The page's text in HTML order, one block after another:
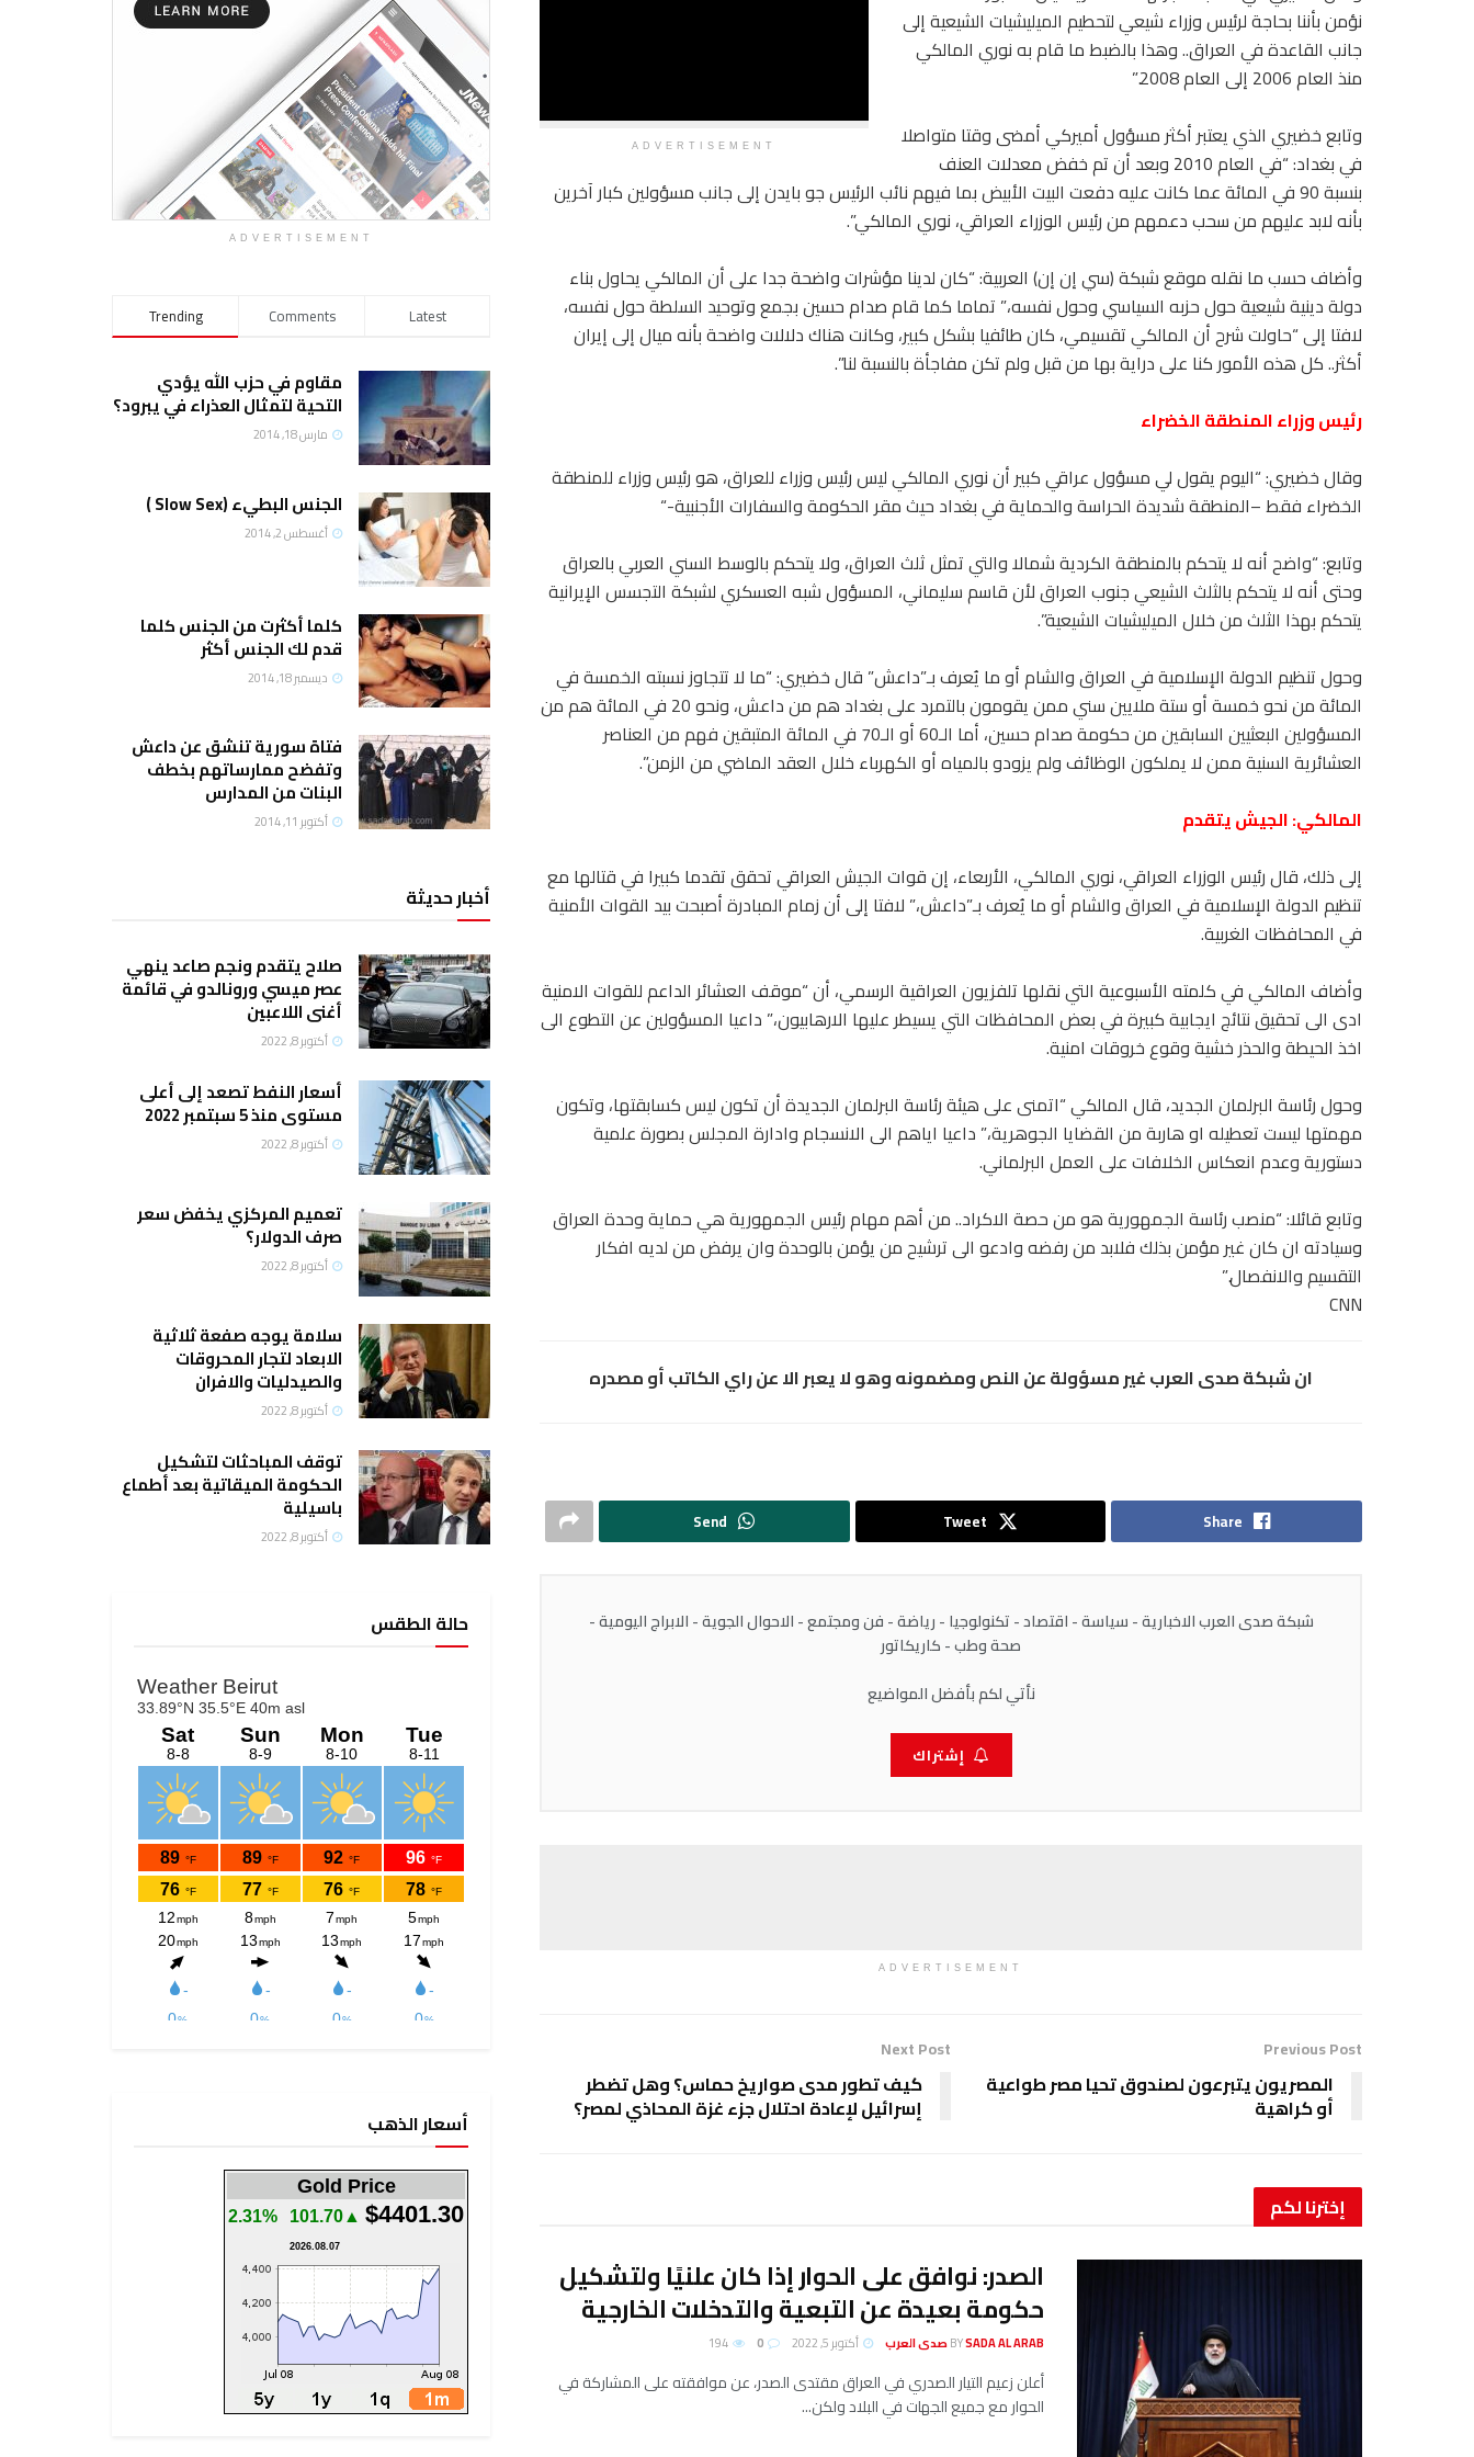
ADVERTISEMENT
نؤمن بأننا بحاجة لرئيس وزراء شيعي لتحطيم الميليشيات الشيعية إلى
جانب القاعدة في العراق.. وهذا بالضبط ما قام به نوري المالكي
منذ العام 2006 إلى العام 2008.”
وتابع خضيري الذي يعتبر أكثر مسؤول أميركي أمضى وقتا متواصلا
في بغداد: “في العام 2010 وبعد أن تم خفض معدلات العنف
بنسبة 90 في المائة عما كانت عليه دفعت البيت الأبيض بما فيهم نائب الرئيس جو بايدن إلى جانب مسؤولين كبار آخرين
بأنه لابد عليهم من سحب دعمهم من رئيس الوزراء العراقي، نوري المالكي”.
وأضاف حسب ما نقله موقع شبكة (سي إن إن) العربية: “كان لدينا مؤشرات واضحة جدا على أن المالكي يحاول بناء
دولة دينية شيعية حول حزبه السياسي وحول نفسه،” تماما كما قام صدام حسين بجمع وتوحيد السلطة حول نفسه،
لافتا إلى “حاولت شرح أن المالكي تقسيمي، كان طائفيا بشكل كبير، وكانت هناك دلالات واضحة بأنه ميال إلى إيران
أكثر.. كل هذه الأمور كنا على دراية بها من قبل ولم تكن مفاجأة بالنسبة لنا”.
رئيس وزراء المنطقة الخضراء
وقال خضيري: “اليوم يقول لي مسؤول عراقي كبير أن نوري المالكي ليس رئيس وزراء للعراق، هو رئيس وزراء للمنطقة
الخضراء فقط –المنطقة شديدة الحراسة والحماية في بغداد حيث مقر الحكومة والسفارات الأجنبية-“
وتابع: “واضح أنه لا يتحكم بالمنطقة الكردية شمالا والتي تمثل ثلث العراق، ولا يتحكم بالوسط السني العربي بالعراق
وحتى أنه لا يتحكم بالثلث الشيعي جنوب العراق لأن قاسم سليماني، المسؤول شبه العسكري لشبكة التجسس الإيرانية
يتحكم بهذا الثلث من خلال الميليشيات الشيعية”.
وحول تنظيم الدولة الإسلامية في العراق والشام أو ما يُعرف بـ”داعش” قال خضيري: “ما لا تتجاوز نسبته الخمسة في
المائة من نحو خمسة أو ستة ملايين سني ممن يقومون بالتمرد على بغداد هم من داعش، ونحو 20 في المائة هم من
المسؤولين البعثيين السابقين من حكومة صدام حسين، أما الـ60 أو الـ70 في المائة المتبقين فهم من العناصر
العشائرية السنية ممن لا يملكون الوظائف ولم يزودو بالمياه أو الكهرباء خلال العقد الماضي من الزمن”.
المالكي: الجيش يتقدم
إلى ذلك، قال رئيس الوزراء العراقي، نوري المالكي، الأربعاء، إن قوات الجيش العراقي تحقق تقدما كبيرا في قتالها مع
تنظيم الدولة الإسلامية في العراق والشام أو ما يُعرف بـ”داعش،” لافتا إلى أن زمام المبادرة أصبحت بيد القوات الأمنية
في المحافظات الغربية.
وأضاف المالكي في كلمته الأسبوعية التي نقلها تلفزيون العراقية الرسمي، أن “موقف العشائر الداعم للقوات الامنية
ادى الى تحقيق نتائج ايجابية كبيرة في بعض المحافظات التي يسيطر عليها الارهابيون،” داعيا المسؤولين عن التطوع الى
اخذ الحيطة والحذر خشية وقوع خروقات امنية.
وحول رئاسة البرلمان الجديد، قال المالكي “اتمنى على هيئة رئاسة البرلمان الجديدة أن تكون ليس كسابقتها، وتكون
مهمتها ليست تعطيله او هاربة من القضايا الجوهرية،” داعيا اياهم الى الانسجام وادارة المجلس بصورة علمية
دستورية وعدم انعكاس الخلافات على العمل البرلماني.
وتابع قائلا: “منصب رئاسة الجمهورية هو من حصة الاكراد.. من أهم مهام رئيس الجمهورية هي حماية وحدة العراق
وسيادته ان كان غير مؤمن بذلك فلابد من رفضه وادعو الى ترشيح من يؤمن بالوحدة وان يرفض من لديه افكار
التقسيم والانفصال.”
CNN
ان شبكة صدى العرب غير مسؤولة عن النص ومضمونه وهو لا يعبر الا عن راي الكاتب أو مصدره
Share
Tweet
Send
شبكة صدى العرب الاخبارية - سياسة - اقتصاد - تكنولوجيا - رياضة - فن ومجتمع - الاحوال الجوية - الابراج اليومية -
صحة وطب - كاريكاتور
نأتي لكم بأفضل المواضيع
إشتراك
ADVERTISEMENT
Previous Post
المصريون يتبرعون لصندوق تحيا مصر طواعية
أو كراهية
Next Post
كيف تطور مدى صواريخ حماس؟ وهل تضطر
إسرائيل لإعادة احتلال جزء غزة المحاذي لمصر؟
إخترنالكم
الصدر: نوافق على الحوار إذا كان علنيًا ولتشكيل
حكومة بعيدة عن التبعية والتدخلات الخارجية
BYSADA AL ARAB صدى العرب أكتوبر 5, 2022
أعلن زعيم ​التيار الصدري​ في ​العراق​ ​مقتدى الصدر​، عن موافقته على المشاركة في
الحوار مع جميع الجهات في البلاد ولكن...
ADVERTISEMENT
Trending Comments Latest
مقاوم في حزب الله يؤدي
التحية لتمثال العذراء في يبرود؟
مارس 18, 2014
الجنس البطيء (Slow Sex )
أغسطس 2, 2014
كلما أكثرت من الجنس كلما
قدم لك الجنس أكثر
ديسمبر 18, 2014
فتاة سورية تنشق عن داعش
وتفضح ممارساتهم بخطف
البنات من المدارس
أكتوبر 11, 2014
أخبار حديثة
صلاح يتقدم ونجم صاعد ينهي
عصر ميسي ورونالدو في قائمة
أغنى اللاعبين
أكتوبر 8, 2022
أسعار النفط تصعد إلى أعلى
مستوى منذ 5 سبتمبر 2022
أكتوبر 8, 2022
تعميم المركزي يخفض سعر
صرف الدولار؟
أكتوبر 8, 2022
سلامة يوجه صفعة ثلاثية
الابعاد لتجار المحروقات
والصيدليات والافران
أكتوبر 8, 2022
توقف المباحثات لتشكيل
الحكومة الميقاتية بعد أطماع
باسيلية
أكتوبر 8, 2022
حالة الطقس
أسعار الذهب
Gold Price
$4401.30
▲101.70
2.31%
2026.08.07